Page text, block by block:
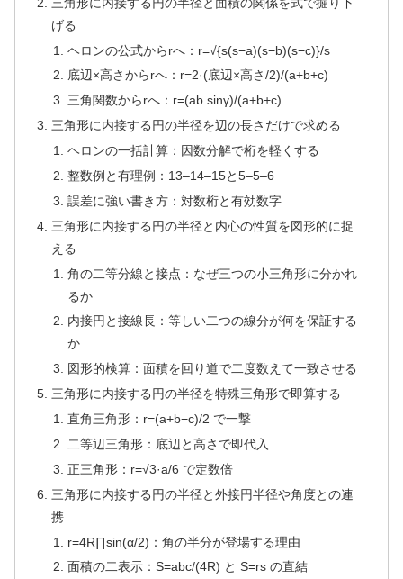
げる
ヘロンの公式からrへ：r=√{s(s−a)(s−b)(s−c)}/s
底辺×高さからrへ：r=2·(底辺×高さ/2)/(a+b+c)
三角関数からrへ：r=(ab sinγ)/(a+b+c)
三角形に内接する円の半径を辺の長さだけで求める
ヘロンの一括計算：因数分解で桁を軽くする
整数例と有理例：13–14–15と5–5–6
誤差に強い書き方：対数桁と有効数字
三角形に内接する円の半径と内心の性質を図形的に捉
える
角の二等分線と接点：なぜ三つの小三角形に分かれ
るか
内接円と接線長：等しい二つの線分が何を保証する
か
図形的検算：面積を回り道で二度数えて一致させる
三角形に内接する円の半径を特殊三角形で即算する
直角三角形：r=(a+b−c)/2 で一撃
二等辺三角形：底辺と高さで即代入
正三角形：r=√3·a/6 で定数倍
三角形に内接する円の半径と外接円半径や角度との連
携
r=4R∏sin(α/2)：角の半分が登場する理由
面積の二表示：S=abc/(4R) と S=rs の直結